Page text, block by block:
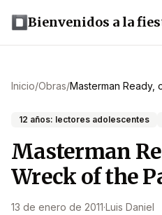
Bienvenidos a la
Inicio/Obras/Masterman Ready,
12 años: lectores adolescentes
Masterman
Wreck of the
13 de enero de 2011·Luis Daniel